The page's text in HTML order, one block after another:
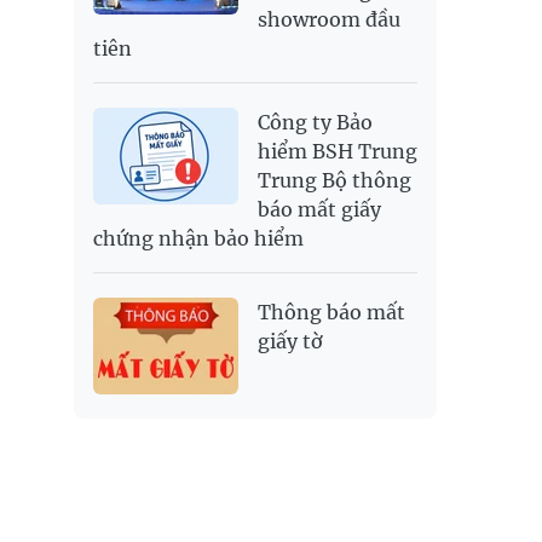
showroom đầu
tiên
Công ty Bảo
hiểm BSH Trung
Trung Bộ thông
báo mất giấy
chứng nhận bảo hiểm
Thông báo mất
giấy tờ